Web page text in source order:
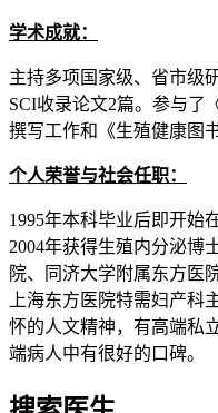
学术成就：
主持多项国家级、省市级
SCI收录论文2篇。参与了
撰写工作和《生殖健康图
个人荣誉与社会任职：
1995年本科毕业后即开始
2004年获得生殖内分泌博
院、同济大学附属东方医
上海东方医院特需妇产科
怀的人文精神，有高端私
端病人中有很好的口碑。